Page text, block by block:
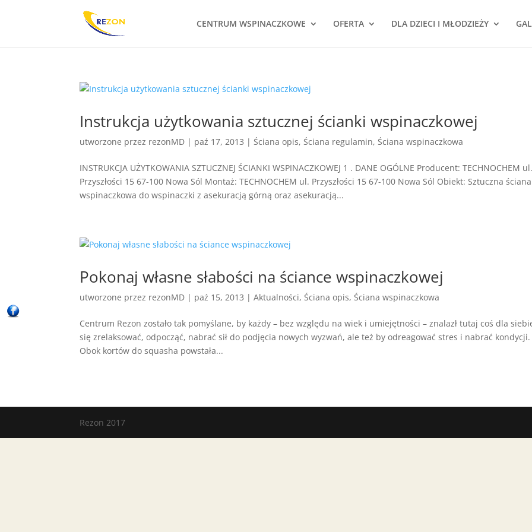
CENTRUM WSPINACZKOWE OFERTA DLA DZIECI I MŁODZIEŻY
Instrukcja użytkowania sztucznej ścianki wspinaczkowej
utworzone przez rezonMD | paź 17, 2013 |Ściana opis,Ściana regulamin,Ściana wspinaczkowa
INSTRUKCJA UŻYTKOWANIA SZTUCZNEJ ŚCIANKI WSPINACZKOWEJ 1 . DANE OGÓLNE Producent: TECHNOCHEM ul.
Przyszłości 15 67-100 Nowa Sól Montaż: TECHNOCHEM ul. Przyszłości 15 67-100 Nowa Sól Obiekt: Sztuczna ściana
wspinaczkowa do wspinaczki z asekuracją górną oraz asekuracją...
Pokonaj własne słabości na ściance wspinaczkowej
utworzone przez rezonMD | paź 15, 2013 |Aktualności,Ściana opis,Ściana wspinaczkowa
Centrum Rezon zostało tak pomyślane, by każdy – bez względu na wiek i umiejętności – znalazł tutaj coś dla
się zrelaksować, odpocząć, nabrać sił do podjęcia nowych wyzwań, ale też by odreagować stres i nabrać kondycji.
Obok kortów do squasha powstała...
Rezon 2017